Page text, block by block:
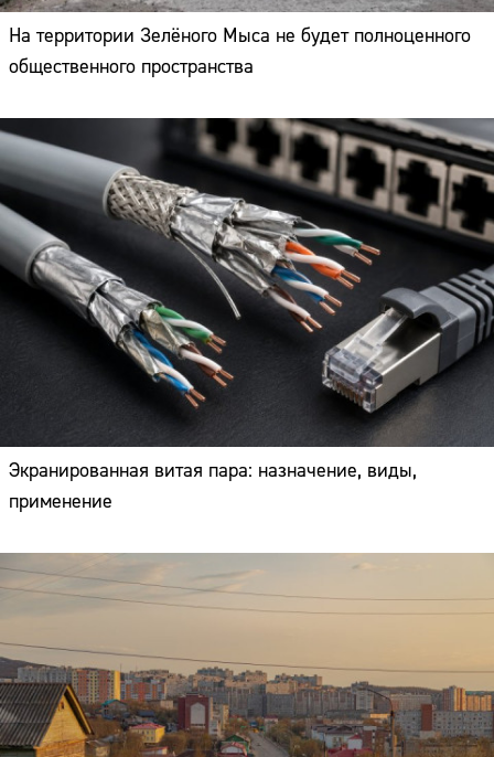
На территории Зелёного Мыса не будет полноценного
общественного пространства
Экранированная витая пара: назначение, виды,
применение